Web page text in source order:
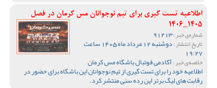
اطلاعیه تست گیری برای تیم نوجوانان مس کرمان در فصل
1405_1406
شماره‌ی خبر :
تاریخ انتشار : دوشنبه 12 مرداد ماه 1405 ساعت
19:27
خلاصه‌ی خبر :آکادمی فوتبال باشگاه مس کرمان
اطلاعیه خود را برای تست گیری از تیم نوجوانان این باشگاه برای حضور در
رقابت های لیگ برتر این رده سنی منتشر کرد.